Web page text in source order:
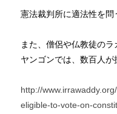
憲法裁判所に適法性を問
また、僧侶や仏教徒のラ
ヤンゴンでは、数百人が
http://
eligible-to-vote-on-